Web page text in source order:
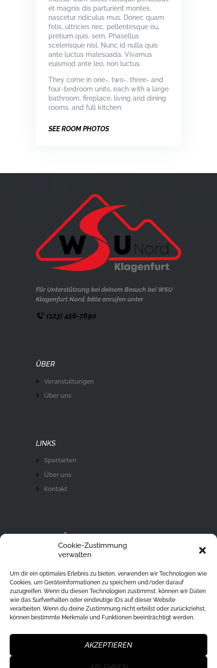
Cookie-Zustimmung
verwalten
Um dir ein optimales Erlebnis zu bieten, verwenden wir Technologien wie
Cookies, um Geräteinformationen zu speichern und/oder darauf
zuzugreifen. Wenn du diesen Technologien zustimmst, können wir Daten
wie das Surfverhalten oder eindeutige IDs auf dieser Website
verarbeiten. Wenn du deine Zustimmung nicht erteilst oder zurückziehst,
können bestimmte Merkmale und Funktionen beeinträchtigt werden.
AKZEPTIEREN
et magnis dis parturient montes,
nascetur ridiculus mus. Donec quam
felis, ultricies nec, pellentesque eu,
pretium quis, sem. Phasellus
scelerisque nisl. Nunc id nulla quis
ante luctus malesuada. Vivamus
euismod ante leo, non luctus.
They come in one-, two-, three- and
four-bedroom units, each with a large
bathroom, fireplace, living and dining
rooms, and full kitchen.
SEE ROOM PHOTOS
Für Unterstützung bei deinem Besuch bei WSU
Klagenfurt Nord, bitte anrufen unter
(123) 456-7890
ÜBER
Veranstaltungen
Über uns
LINKS
Sportarten
Über uns
Kontakt
AKTIVITÄT
Ski Alpin
Langlaufen
Eislaufen
Ski Tour